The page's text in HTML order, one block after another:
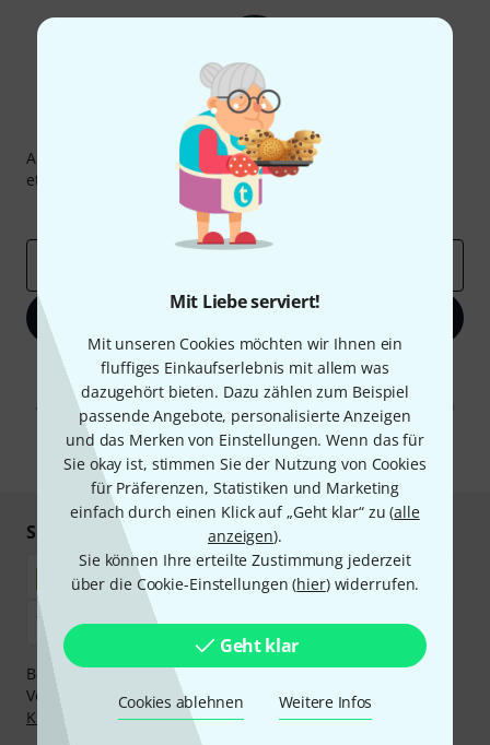
Mit Liebe serviert!
Mit unseren Cookies möchten wir Ihnen ein
fluffiges Einkaufserlebnis mit allem was
dazugehört bieten. Dazu zählen zum Beispiel
passende Angebote, personalisierte Anzeigen
und das Merken von Einstellungen. Wenn das für
Sie okay ist, stimmen Sie der Nutzung von Cookies
für Präferenzen, Statistiken und Marketing
einfach durch einen Klick auf „Geht klar“ zu (alle
anzeigen).
Sie können Ihre erteilte Zustimmung jederzeit
über die Cookie-Einstellungen (hier) widerrufen.
Geht klar
Cookies ablehnen Weitere Infos
Thomann Newsletter
Abonniere den Thomann Newsletter und gewinne mit
etwas Glück einen von50 Gutscheinen
Inspirierende Beiträge
Deals
Mit Klick auf „Jetzt anmelden“ stimmen Sie dem Erhalt von E-Mail-
Werbung und einer Messung des E-Mail-Nutzungsverhaltens zu. Die
Abmeldung ist jederzeit möglich. Weitere Informationen finden Sie in
unserenDatenschutzhinweisen.
* Pflichtfeld
Sicher einkaufen & bezahlen
Bezahlen Sie vertraulich und sicher per Nachnahme,
Vorkasse, PayPal, Amazon Pay,
Klarna Sofort bezahlen
Klarna Ratenzahlungoder Kreditkarte.